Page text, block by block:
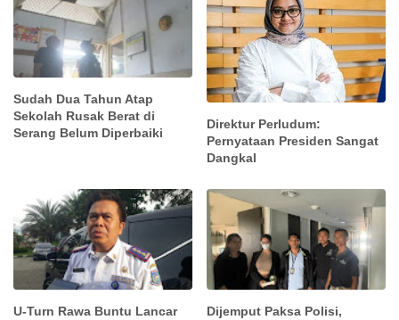
Sudah Dua Tahun Atap
Sekolah Rusak Berat di
Serang Belum Diperbaiki
Direktur Perludum:
Pernyataan Presiden Sangat
Dangkal
U-Turn Rawa Buntu Lancar
Dijemput Paksa Polisi,